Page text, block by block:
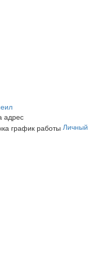
Личный